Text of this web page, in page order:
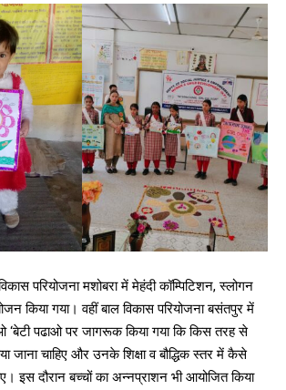
परियोजना मशोबरा में मेहंदी कॉम्पिटिशन, स्लोगन
किया गया। वहीं बाल विकास परियोजना बसंतपुर में
‘बेटी पढाओ पर जागरूक किया गया कि किस तरह से
जाना चाहिए और उनके शिक्षा व बौद्धिक स्तर में कैसे
इस दौरान बच्चों का अन्नप्राशन भी आयोजित किया